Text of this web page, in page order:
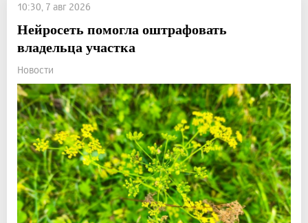
10:30, 7 авг 2026
Нейросеть помогла оштрафовать
владельца участка
Новости